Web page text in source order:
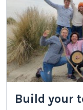
Build your